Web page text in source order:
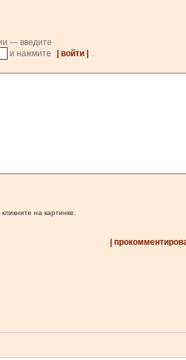
— введите
и нажмите | войти |
.
на картинке.
|